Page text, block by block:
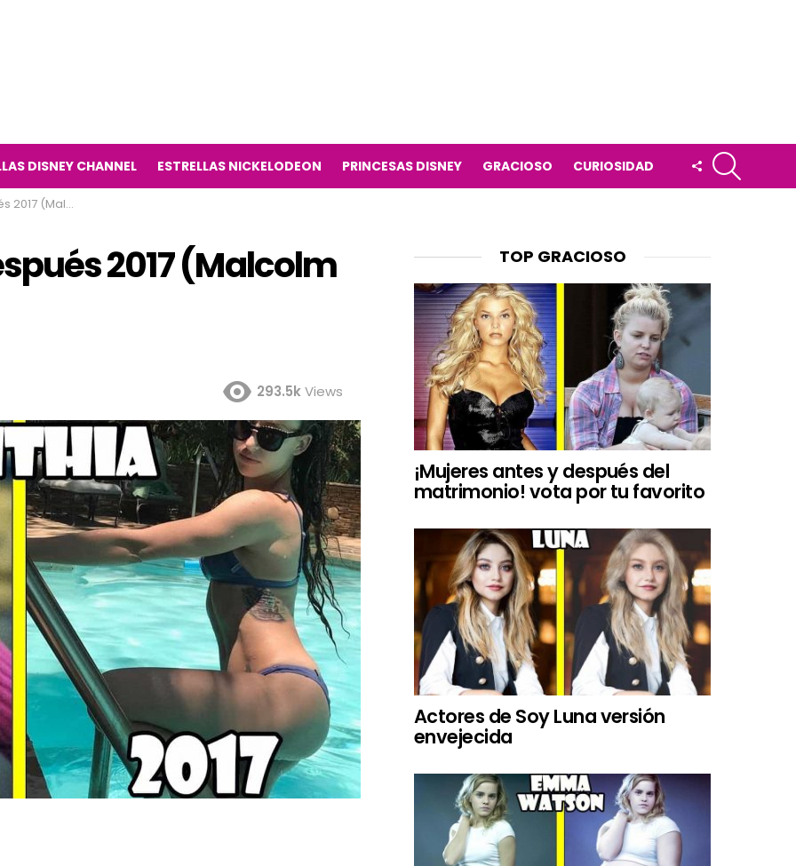
DISNEY CHANNEL ESTRELLAS NICKELODEON PRINCESAS DISNEY GRACIOSO CURIOSIDAD
FOLLOW
US
de televisión)
2017 (Malcolm
293.5kViews
TOP GRACIOSO
¡Mujeres antes y después del
matrimonio! vota por tu favorito
Actores de Soy Luna versión
envejecida